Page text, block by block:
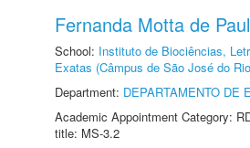
Fernanda Motta de
School: Instituto de Biociências,
Exatas (Câmpus de São José do
Department: DEPARTAMENTO DE
Academic Appointment Category:
title: MS-3.2